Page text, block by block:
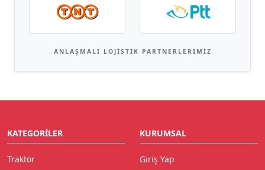
ANLAŞMALI LOJISTIK PARTNERLERIMIZ
KATEGORILER
Traktör
KURUMSAL
Giriş Yap